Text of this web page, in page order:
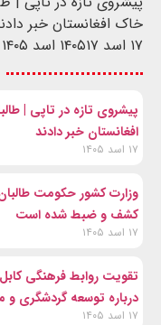
خاک افغانستان خبر
۱۷ اسد ۱۴۰۵
۱۷ اسد ۱۴۰۵
افغانستان خبر دادند
۱۷ اسد ۱۴۰۵
کشف و ضبط شده است
۱۷ اسد ۱۴۰۵
تقویت روابط فرهنگی
درباره توسعه گردشگری و
۱۷ اسد ۱۴۰۵